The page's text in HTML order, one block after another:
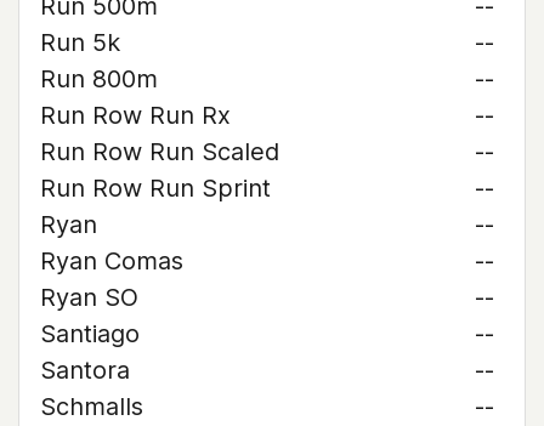
Run 500m
--
Run 5k
--
Run 800m
--
Run Row Run Rx
--
Run Row Run Scaled
--
Run Row Run Sprint
--
Ryan
--
Ryan Comas
--
Ryan SO
--
Santiago
--
Santora
--
Schmalls
--